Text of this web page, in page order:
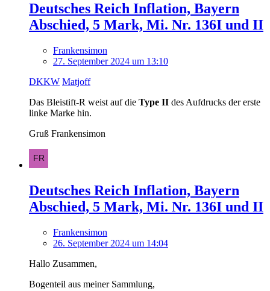
Deutsches Reich Inflation, Bayern
Abschied, 5 Mark, Mi. Nr. 136I und II
Frankensimon
27. September 2024 um 13:10
DKKW Matjoff
Das Bleistift-R weist auf die Type II des Aufdrucks der erste
linke Marke hin.
Gruß Frankensimon
Deutsches Reich Inflation, Bayern
Abschied, 5 Mark, Mi. Nr. 136I und II
Frankensimon
26. September 2024 um 14:04
Hallo Zusammen,
Bogenteil aus meiner Sammlung,